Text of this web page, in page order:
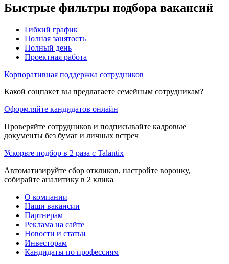
Быстрые фильтры подбора вакансий
Гибкий график
Полная занятость
Полный день
Проектная работа
Корпоративная поддержка сотрудников
Какой соцпакет вы предлагаете семейным сотрудникам?
Оформляйте кандидатов онлайн
Проверяйте сотрудников и подписывайте кадровые
документы без бумаг и личных встреч
Ускорьте подбор в 2 раза с Talantix
Автоматизируйте сбор откликов, настройте воронку,
собирайте аналитику в 2 клика
О компании
Наши вакансии
Партнерам
Реклама на сайте
Новости и статьи
Инвесторам
Кандидаты по профессиям